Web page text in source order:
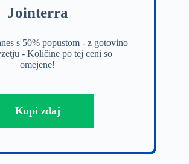
Jointerra
s 50% popustom - z gotovino
- Količine po tej ceni so
omejene!
Kupi zdaj